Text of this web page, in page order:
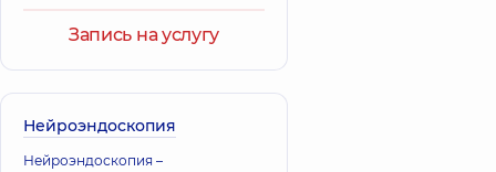
Запись на услугу
Нейроэндоскопия
Нейроэндоскопия –